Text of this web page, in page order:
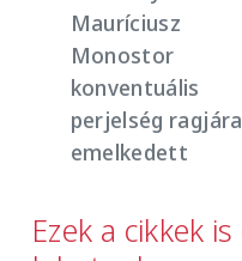
Mauríciusz
Monostor
konventuális
perjelség ragjára
emelkedett
Ezek a cikkek